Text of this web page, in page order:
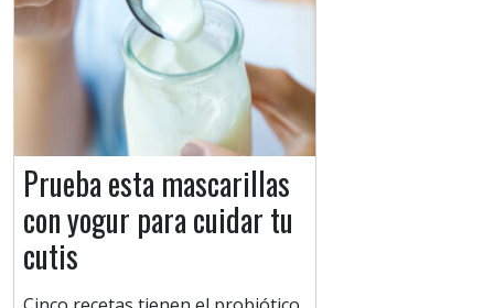
Prueba esta mascarillas
con yogur para cuidar tu
cutis